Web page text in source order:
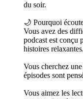
du soir.
🌙 Pourquoi
Vous avez des
podcast est conçu
histoires relaxantes.
Vous cherchez
épisodes sont
Vous aimez les